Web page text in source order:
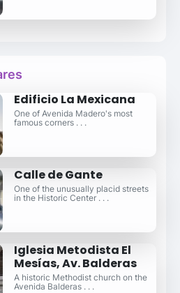
Edificio La Mexicana
One of Avenida Madero's most
famous corners . . .
Calle de Gante
One of the unusually placid streets
in the Historic Center . . .
Iglesia Metodista El
Mesías, Av. Balderas
A historic Methodist church on the
Avenida Balderas . . .